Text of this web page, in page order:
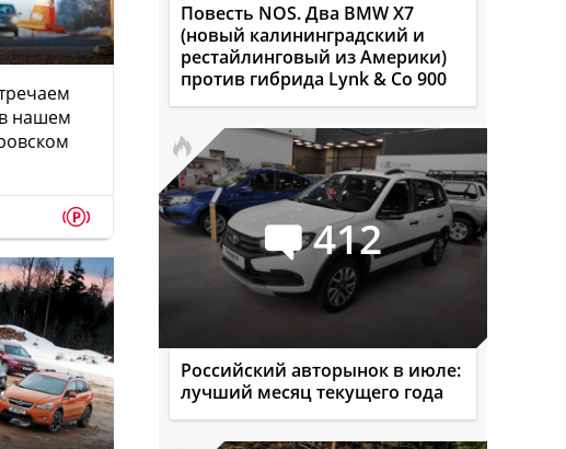
нашем
p
Повесть NOS. Два BMW X7
(новый калининградский и
рестайлинговый из Америки)
против гибрида Lynk & Co 900
412
Российский авторынок в июле:
лучший месяц текущего года